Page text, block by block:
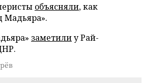
объясняли, как
Мадьяра».
заметилиу Рай-